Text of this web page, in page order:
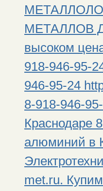
МЕТАЛЛОВ
высоком
918-946-95-
946-95-24
8-918-946-
Краснодаре
алюминий в
met.ru.